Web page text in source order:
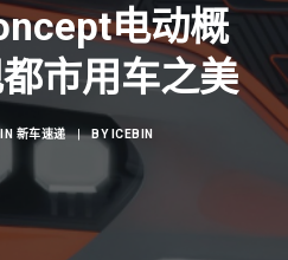
电动概
市用车之美
IN 新车速递 | BY ICEBIN